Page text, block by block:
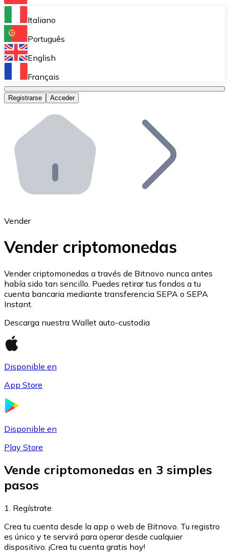
Bitnovo Ramp
Integra nuestra solución en tu plataforma.
Bitnovo Giftcards
Bitnovo OTC
Bitnovo ATM
Integra un ATM Bitnovo en tu negocio y permite que
Bitnovo API
Integra nuestra API en tu ecosistema.
Únete a nuestra red de distribuidores.
Añade tu proyecto a nuestro ecosistema.
Bitcoin
Ethereum
ETH
Italiano
Português
English
Français
Registrarse Acceder
Vender
Vender criptomonedas
Vender criptomonedas a través de Bitnovo nunca antes
había sido tan sencillo. Puedes retirar tus fondos a tu
cuenta bancaria mediante transferencia SEPA o SEPA
Instant.
Descarga nuestra Wallet auto-custodia
Disponible en
App Store
Disponible en
Play Store
Vende criptomonedas en 3 simples
pasos
1. Regístrate
Crea tu cuenta desde la app o web de Bitnovo. Tu registro
es único y te servirá para operar desde cualquier
dispositivo. ¡Crea tu cuenta gratis hoy!